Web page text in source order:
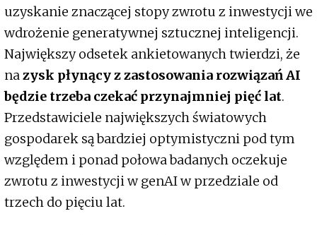
uzyskanie znaczącej stopy zwrotu z inwestycji we
wdrożenie generatywnej sztucznej inteligencji.
Największy odsetek ankietowanych twierdzi, że
nazysk płynący z zastosowania rozwiązań AI
będzie trzeba czekać przynajmniej pięć lat.
Przedstawiciele największych światowych
gospodarek są bardziej optymistyczni pod tym
względem i ponad połowa badanych oczekuje
zwrotu z inwestycji w genAI w przedziale od
trzech do pięciu lat.